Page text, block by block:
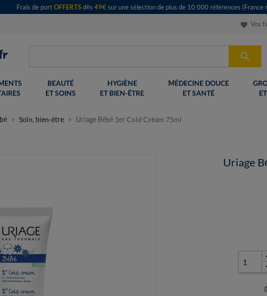
Frais de portOFFERTSdès 49€sur une sélection de plus de 10 000 références (France
favorite Vos

BEAUTÉ
ET SOINS
HYGIÈNE
ET BIEN-ÊTRE
MÉDECINE DOUCE
ET SANTÉ
Soin, bien-être Uriage Bébé 1er Cold Cream 75ml
Uriage